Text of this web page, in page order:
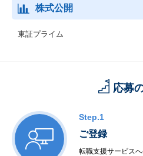
株式公開
東証プライム
応募
Step.1
ご登録
転職支援サービス